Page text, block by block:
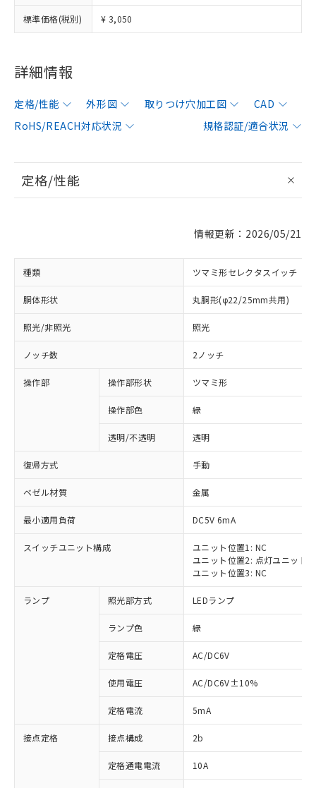
標準価格(税別) ¥ 3,050
詳細情報
定格/性能 外形図 取りつけ穴加工図
CAD
RoHS/REACH対応状況
規格認証/適合状況
定格/性能
情報更新：2026/05/21
種類 ツマミ形セレクタスイッチ
胴体形状 丸胴形(φ22/25mm共用)
照光/非照光 照光
ノッチ数 2ノッチ
操作部 操作部形状 ツマミ形
操作部色 緑
透明/不透明 透明
復帰方式 手動
ベゼル材質 金属
最小適用負荷 DC5V 6mA
スイッチユニット構成
ユニット位置1: NC
ユニット位置2: 点灯ユニット
ユニット位置3: NC
ランプ 照光部方式 LEDランプ
ランプ色 緑
定格電圧 AC/DC6V
使用電圧 AC/DC6V±10%
定格電流 5mA
接点定格 接点構成 2b
定格通電電流 10A
ご利用条件
以下の条件をお読みいただき、同意のうえ
ご利用ください。
商品の当社在庫状況および標準価格
(税抜)を提供させていただくもので
対応済み：EU RoHS指令（10物質）の
非含有に対応した製品が提供可能な商品で
対応予定：EU RoHS指令（10物質）の非含
有に対応した製品に切り替える予定のある
対応予定なし：EU RoHS指令（10物質）の
非含有に非対応の商品で、対応品を出す予
定はありません。
調査・確認中：EU RoHS指令（10物質）の
非含有の対応状況を調査中または確認中の
非該当品：ライセンス料など無形物で、有
害物質有無と関係のない商品です。
※1 中国RoHS○×表
「○」：最大均質材料含有率が中国RoHSの
基準値以下であることを示します。